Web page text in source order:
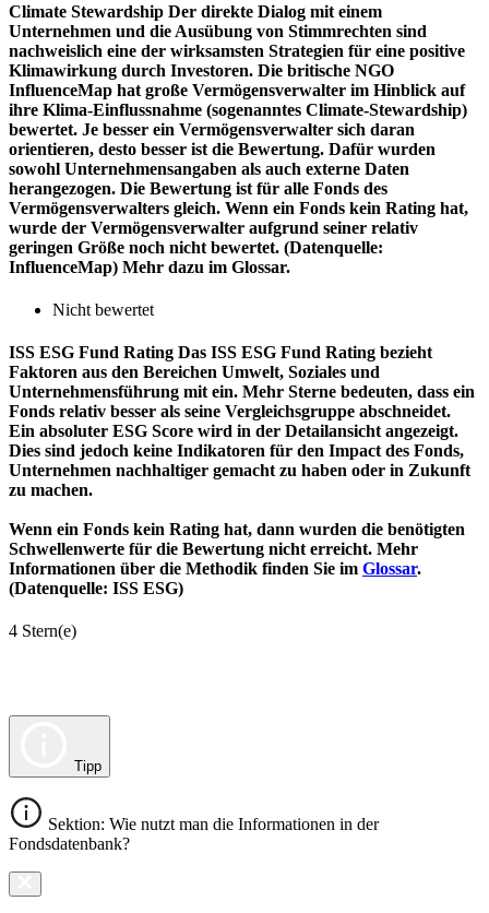
Climate Stewardship Der direkte Dialog mit einem
Unternehmen und die Ausübung von Stimmrechten sind
nachweislich eine der wirksamsten Strategien für eine positive
Klimawirkung durch Investoren. Die britische NGO
InfluenceMap hat große Vermögensverwalter im Hinblick auf
ihre Klima-Einflussnahme (sogenanntes Climate-Stewardship)
bewertet. Je besser ein Vermögensverwalter sich daran
orientieren, desto besser ist die Bewertung. Dafür wurden
sowohl Unternehmensangaben als auch externe Daten
herangezogen. Die Bewertung ist für alle Fonds des
Vermögensverwalters gleich. Wenn ein Fonds kein Rating hat,
wurde der Vermögensverwalter aufgrund seiner relativ
geringen Größe noch nicht bewertet. (Datenquelle:
InfluenceMap) Mehr dazu im Glossar.
Nicht bewertet
ISS ESG Fund Rating Das ISS ESG Fund Rating bezieht
Faktoren aus den Bereichen Umwelt, Soziales und
Unternehmensführung mit ein. Mehr Sterne bedeuten, dass ein
Fonds relativ besser als seine Vergleichsgruppe abschneidet.
Ein absoluter ESG Score wird in der Detailansicht angezeigt.
Dies sind jedoch keine Indikatoren für den Impact des Fonds,
Unternehmen nachhaltiger gemacht zu haben oder in Zukunft
zu machen.
Wenn ein Fonds kein Rating hat, dann wurden die benötigten
Schwellenwerte für die Bewertung nicht erreicht. Mehr
Informationen über die Methodik finden Sie im Glossar.
(Datenquelle: ISS ESG)
4 Stern(e)
Tipp
Sektion: Wie nutzt man die Informationen in der
Fondsdatenbank?